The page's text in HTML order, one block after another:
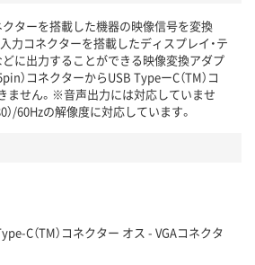
クターを搭載した機器の映像信号を変換
入力コネクターを搭載したディスプレイ・テ
どに出力することができる映像変換アダプ
）コネクターからUSB TypeーC（TM）コ
ません。※音声出力には対応していませ
/60Hzの解像度に対応しています。
C（TM）コネクター オス - VGAコネクタ